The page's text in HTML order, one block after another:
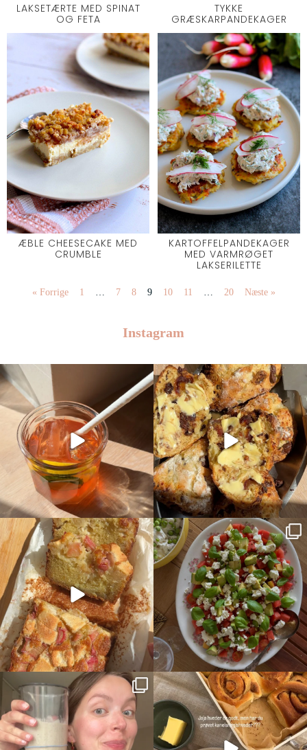
LAKSETÆRTE MED SPINAT
OG FETA
TYKKE
GRÆSKARPANDEKAGER
ÆBLE CHEESECAKE MED
CRUMBLE
KARTOFFELPANDEKAGER
MED VARMRØGET
LAKSERILETTE
« Forrige 1 7 8 9 10 11 20 Næste »
Instagram